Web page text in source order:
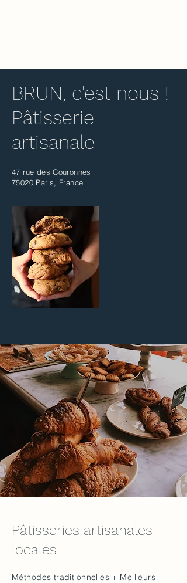
BRUN, c'est nous !
Pâtisserie
artisanale
47 rue des Couronnes
75020 Paris, France
Pâtisseries artisanales
locales
Méthodes traditionnelles + Meilleurs